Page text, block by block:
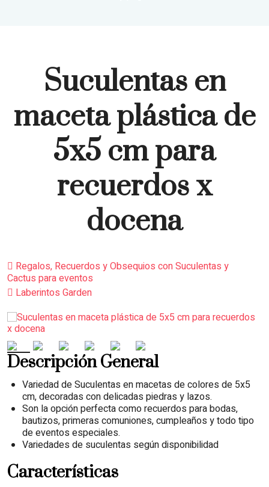
Suculentas en
maceta plástica de
5x5 cm para
recuerdos x
docena
Regalos, Recuerdos y Obsequios con Suculentas y
Cactus para eventos
Laberintos Garden
Descripción General
Variedad de Suculentas en macetas de colores de 5x5
cm, decoradas con delicadas piedras y lazos.
Son la opción perfecta como recuerdos para bodas,
bautizos, primeras comuniones, cumpleaños y todo tipo
de eventos especiales.
Variedades de suculentas según disponibilidad
Características